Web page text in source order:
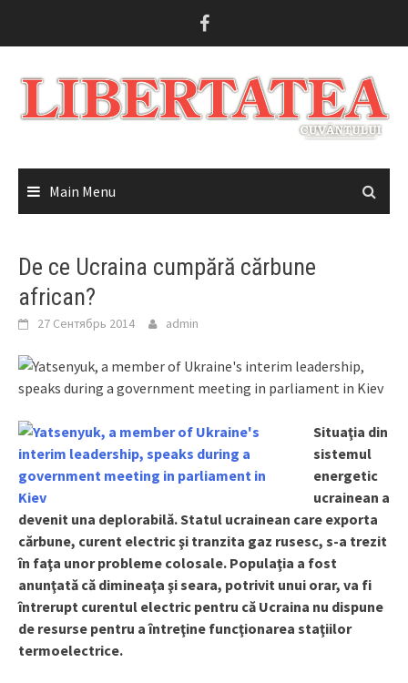
Main Menu
De ce Ucraina cumpără cărbune
african?
27 Сентябрь 2014 admin
Situaţia din
sistemul
energetic
ucrainean a
devenit una deplorabilă.Statul ucrainean care exporta
cărbune, curent electric şi tranzita gaz rusesc, s-a trezit
în faţa unor probleme colosale. Populaţia a fost
anunţată că dimineaţa şi seara, potrivit unui orar, va fi
întrerupt curentul electric pentru că Ucraina nu dispune
de resurse pentru a întreţine funcţionarea staţiilor
termoelectrice.